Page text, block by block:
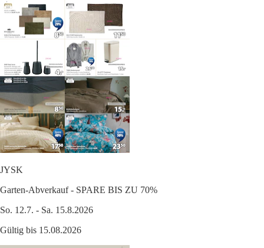
JYSK
Garten-Abverkauf - SPARE BIS ZU 70%
So. 12.7. - Sa. 15.8.2026
Gültig bis 15.08.2026